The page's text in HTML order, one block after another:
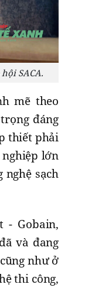
SACA.
mẽ theo
đáng
thiết phải
lớn
sạch
- Gobain,
và đang
như ở
thi công,